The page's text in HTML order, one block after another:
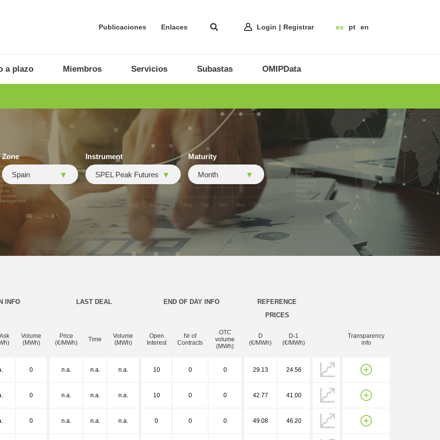
Publicaciones Enlaces Login Registrar es pt en
a plazo Miembros Servicios Subastas OMIPData
Zone
Spain
Instrument
SPEL Peak Futures
Maturity
Month
INFO LAST DEAL END OF DAY INFO
REFERENCE
PRICES
Volume
(MWh)
Price
(€/MWh)
Time
Volume
(MWh)
Open
Interest
Nr of
Contracts
OTC
volume
(MWh)
D
(€/MWh)
D-1
(€/MWh)
Transparency
info
0 n.a. n.a. n.a. 10 0 0 29.13 24.56
0 n.a. n.a. n.a. 10 0 0 42.77 41.00
0 n.a. n.a. n.a. 0 0 0 49.08 46.20